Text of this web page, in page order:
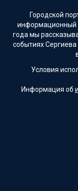
Городской
информационный
года мы
событиях
Условия
Информация об